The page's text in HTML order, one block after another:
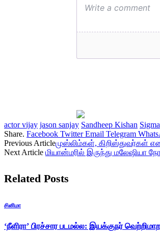
actor vijay jason sanjay Sandheep Kishan Sigma
Share. Facebook Twitter Email Telegram
Previous Articleமுஸ்லிம்கள், கிறிஸ்துவர்கள்
Next Article மியான்மரில் இருந்து மலேஷியா
Related Posts
சினிமா
‘நீளிரா’ பிரச்சார படமல்ல: இயக்குநர்